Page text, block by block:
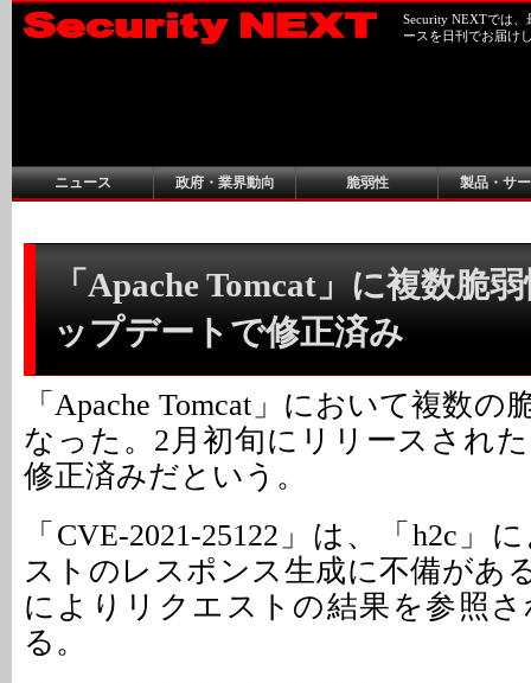
Security NEXTでは
ースを日刊でお届け
ニュース 政府・業界動向 脆弱性 製品・サ
「Apache Tomcat」に複数脆
ップデートで修正済み
「Apache Tomcat」において複数
なった。2月初旬にリリースされ
修正済みだという。
「CVE-2021-25122」は、「h2c」
ストのレスポンス生成に不備があ
によりリクエストの結果を参照
る。